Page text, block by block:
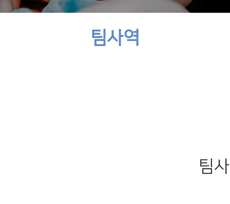
팀사역
팀